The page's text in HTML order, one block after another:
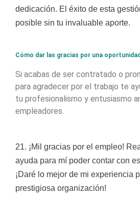
dedicación. El éxito de esta
posible sin tu invaluable aporte.
Cómo dar las gracias por una
Si acabas de ser contratado o
para agradecer por el trabajo te
tu profesionalismo y entusiasmo
empleadores.
21. ¡Mil gracias por el empleo!
ayuda para mí poder contar con
¡Daré lo mejor de mi experiencia
prestigiosa organización!